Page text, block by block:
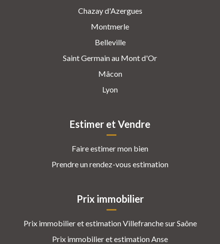
Chazay d'Azergues
Montmerle
Belleville
Saint Germain au Mont d'Or
Mâcon
Lyon
Estimer et Vendre
Faire estimer mon bien
Prendre un rendez-vous estimation
Prix immobilier
Prix immobilier et estimation Villefranche sur Saône
Prix immobilier et estimation Anse